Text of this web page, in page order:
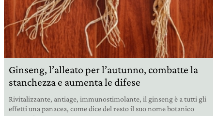
Ginseng, l’alleato per l’autunno, combatte la
stanchezza e aumenta le difese
Rivitalizzante, antiage, immunostimolante, il ginseng è a tutti gli
effetti una panacea, come dice del resto il suo nome botanico